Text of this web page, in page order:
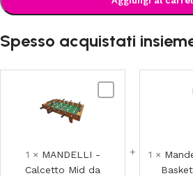
Spesso acquistati
1 × MANDELLI -
Calcetto Mid da
1 ×